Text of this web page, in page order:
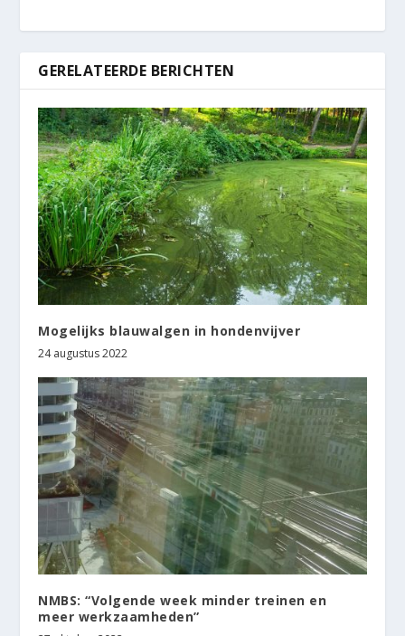
GERELATEERDE BERICHTEN
Mogelijks blauwalgen in hondenvijver
24 augustus 2022
NMBS: “Volgende week minder treinen en
meer werkzaamheden”